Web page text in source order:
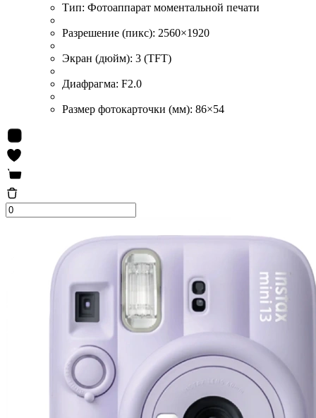
Тип: Фотоаппарат моментальной печати
Разрешение (пикс): 2560×1920
Экран (дюйм): 3 (TFT)
Диафрагма: F2.0
Размер фотокарточки (мм): 86×54